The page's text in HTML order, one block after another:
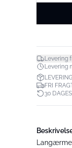
Levering
Levering
FRI
30